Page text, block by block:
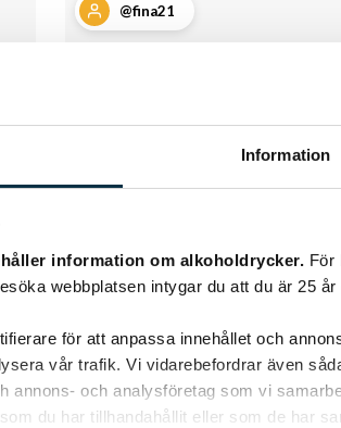
Information
information om alkoholdrycker. För
webbplatsen intygar du att du är 25 år
för att anpassa innehållet och
vår trafik. Vi vidarebefordrar även
annons- och analysföretag som vi
du har tillhandahållit eller som de har
@fina21
En enkel rätt som man lätt
faller på.